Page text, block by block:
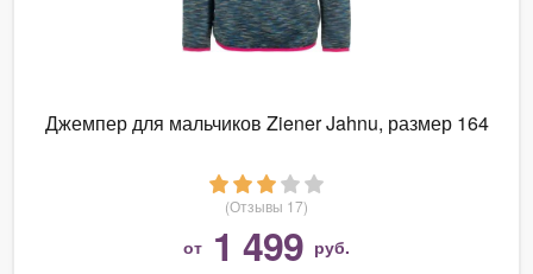
Джемпер для мальчиков Ziener Jahnu, размер 164
(Отзывы 17)
от 1 499 руб.